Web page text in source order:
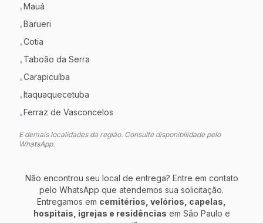
•Mauá
•Barueri
•Cotia
•Taboão da Serra
•Carapicuíba
•Itaquaquecetuba
•Ferraz de Vasconcelos
E demais localidades da região. Consulte disponibilidade pelo
WhatsApp.
Não encontrou seu local de entrega? Entre em contato
pelo WhatsApp que atendemos sua solicitação.
Entregamos em cemitérios, velórios, capelas,
hospitais, igrejas e residências em São Paulo e